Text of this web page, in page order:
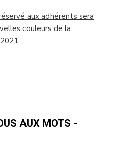
aux adhérents sera
couleurs de la
AUX MOTS -